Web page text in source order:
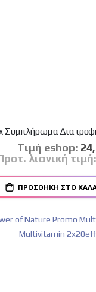
Συμπλήρωμα
Tιμή eshop:
λιανική τιμή:
ΠΡΟΣΘΉΚΗ ΣΤΟ